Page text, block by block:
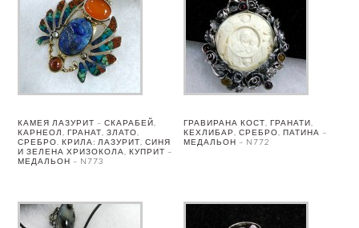
КАМЕЯ ЛАЗУРИТ – СКАРАБЕЙ,
КАРНЕОЛ, ГРАНАТ, ЗЛАТО,
СРЕБРО. КРИЛА: ЛАЗУРИТ, СИНЯ
И ЗЕЛЕНА ХРИЗОКОЛА, КУПРИТ –
МЕДАЛЬОН – N773
ГРАВИРАНА КОСТ, ГРАНАТИ,
КЕХЛИБАР, СРЕБРО, ПАТИНА –
МЕДАЛЬОН – N772